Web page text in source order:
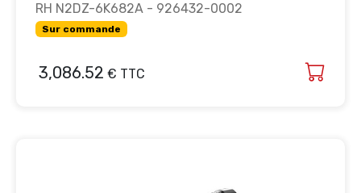
RH N2DZ-6K682A - 926432-0002
Sur commande
3,086.52 € TTC